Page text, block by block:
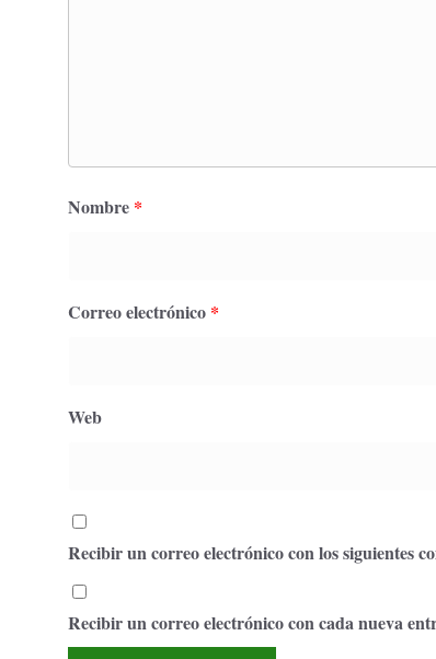
Nombre *
Correo electrónico *
Web
Recibir un correo electrónico con los siguientes
Recibir un correo electrónico con cada nueva